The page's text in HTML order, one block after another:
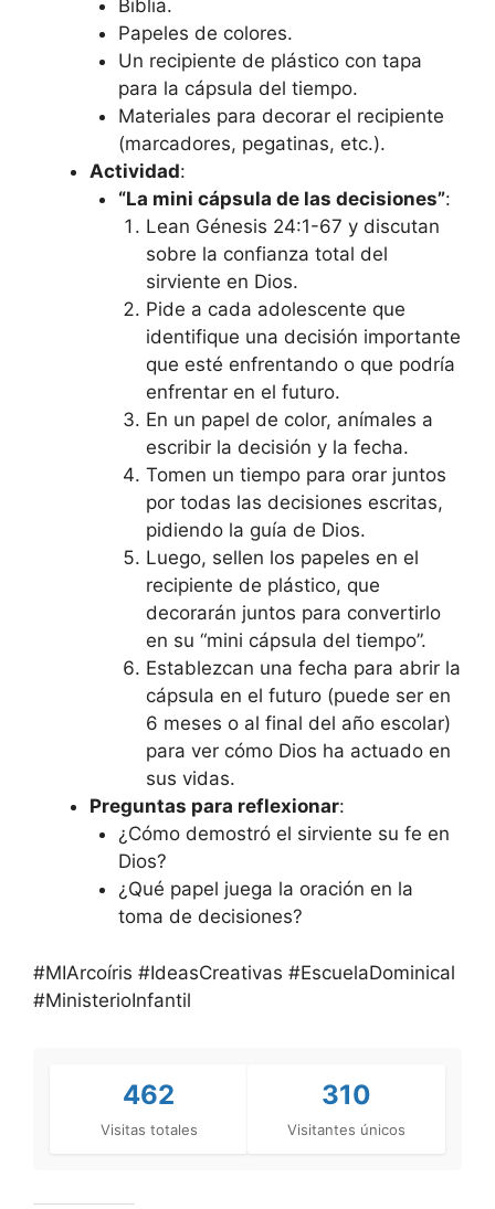
Biblia.
Papeles de colores.
Un recipiente de plástico con tapa
para la cápsula del tiempo.
Materiales para decorar el recipiente
(marcadores, pegatinas, etc.).
Actividad:
“La mini cápsula de las decisiones”:
Lean Génesis 24:1-67 y discutan
sobre la confianza total del
sirviente en Dios.
Pide a cada adolescente que
identifique una decisión importante
que esté enfrentando o que podría
enfrentar en el futuro.
En un papel de color, anímales a
escribir la decisión y la fecha.
Tomen un tiempo para orar juntos
por todas las decisiones escritas,
pidiendo la guía de Dios.
Luego, sellen los papeles en el
recipiente de plástico, que
decorarán juntos para convertirlo
en su “mini cápsula del tiempo”.
Establezcan una fecha para abrir la
cápsula en el futuro (puede ser en
6 meses o al final del año escolar)
para ver cómo Dios ha actuado en
sus vidas.
Preguntas para reflexionar:
¿Cómo demostró el sirviente su fe en
Dios?
¿Qué papel juega la oración en la
toma de decisiones?
#MIArcoíris #IdeasCreativas #EscuelaDominical
#MinisterioInfantil
462
Visitas totales
310
Visitantes únicos